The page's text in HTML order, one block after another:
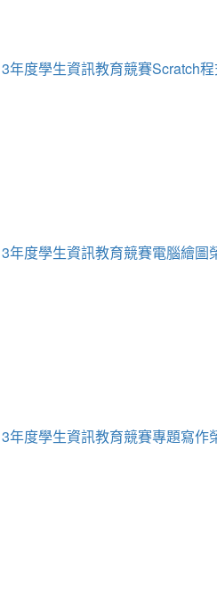
年度學生資訊教育競賽Scratch
年度學生資訊教育競賽電腦繪圖
年度學生資訊教育競賽專題寫作